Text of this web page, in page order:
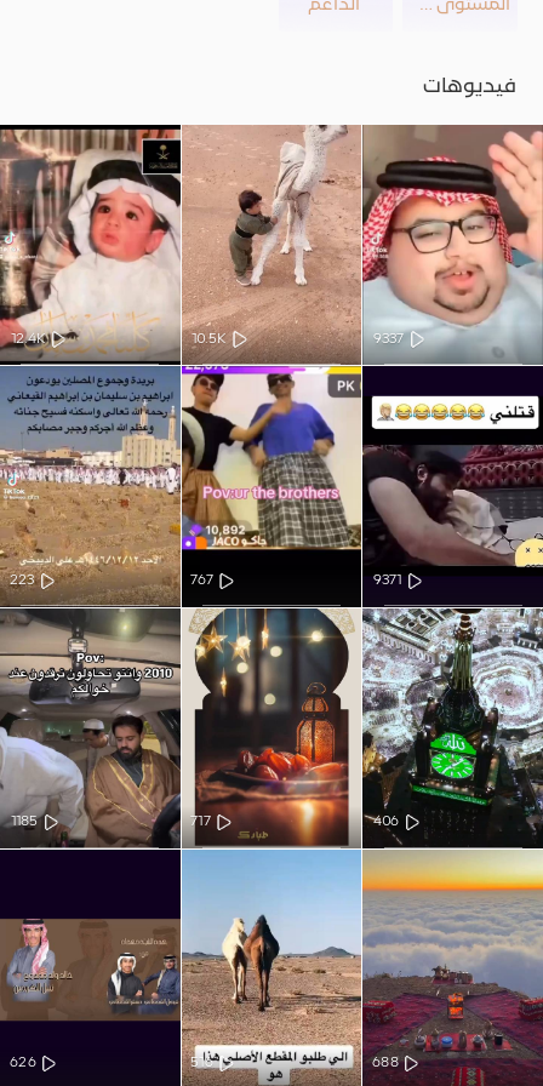
المستوى 39 الداعم
فيديوهات
9337
10.5K
12.4K
9371
767
223
406
717
1185
688
516
626